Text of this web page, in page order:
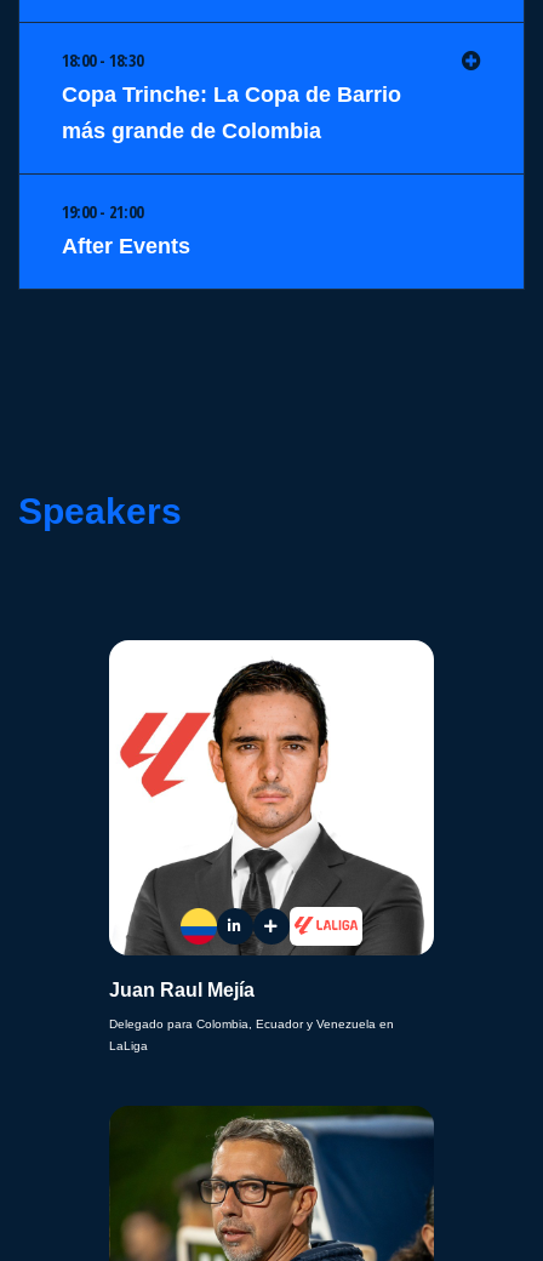
18:00 - 18:30
Copa Trinche: La Copa de Barrio
más grande de Colombia
19:00 - 21:00
After Events
Speakers
Juan Raul Mejía
Delegado para Colombia, Ecuador y Venezuela en
LaLiga